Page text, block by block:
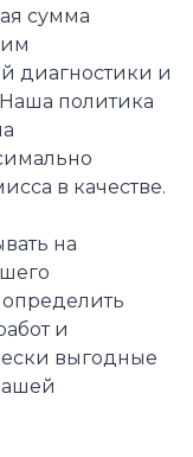
сумма
диагностики и
Наша политика
в качестве.
на
и
выгодные